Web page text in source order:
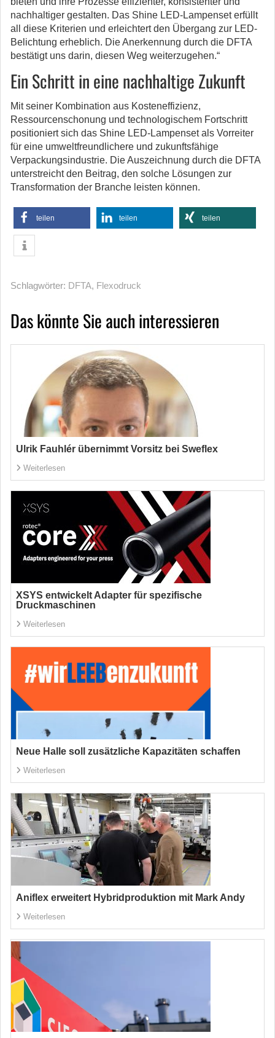
nachhaltiger gestalten. Das Shine LED-Lampenset erfüllt
all diese Kriterien und erleichtert den Übergang zur LED-
Belichtung erheblich. Die Anerkennung durch die DFTA
bestätigt uns darin, diesen Weg weiterzugehen.“
Ein Schritt in eine nachhaltige Zukunft
Mit seiner Kombination aus Kosteneffizienz,
Ressourcenschonung und technologischem Fortschritt
positioniert sich das Shine LED-Lampenset als Vorreiter
für eine umweltfreundlichere und zukunftsfähige
Verpackungsindustrie. Die Auszeichnung durch die DFTA
unterstreicht den Beitrag, den solche Lösungen zur
Transformation der Branche leisten können.
teilen teilen teilen
Schlagwörter: DFTA, Flexodruck
Das könnte Sie auch interessieren
Ulrik Fauhlér übernimmt Vorsitz bei Sweflex
Weiterlesen
XSYS entwickelt Adapter für spezifische
Druckmaschinen
Weiterlesen
Neue Halle soll zusätzliche Kapazitäten schaffen
Weiterlesen
Aniflex erweitert Hybridproduktion mit Mark Andy
Weiterlesen